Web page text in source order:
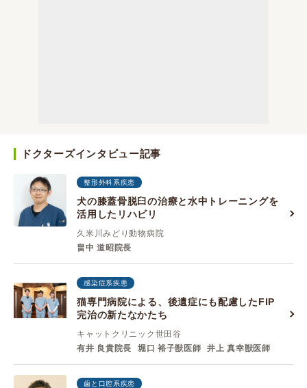
ドクターズインタビュー記事
整形外科系疾患
犬の膝蓋骨脱臼の治療と水中トレーニングを
活用したリハビリ
久米川みどり動物病院
畠中 道昭院長
感染症系疾患
猫専門病院による、後遺症にも配慮したFIP
完治の新たなかたち
キャットクリニック世田谷
有井 良貴院長
堀口 裕子獣医師 井上 真幸獣医師
歯と口腔系疾患